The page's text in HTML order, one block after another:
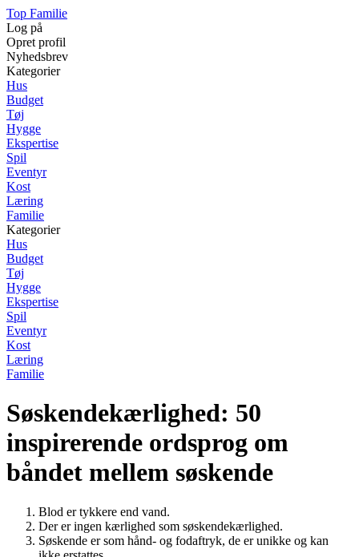
Top Familie
Log på
Opret profil
Nyhedsbrev
Kategorier
Hus
Budget
Tøj
Hygge
Ekspertise
Spil
Eventyr
Kost
Læring
Familie
Kategorier
Hus
Budget
Tøj
Hygge
Ekspertise
Spil
Eventyr
Kost
Læring
Familie
Søskendekærlighed: 50
inspirerende ordsprog om
båndet mellem søskende
Blod er tykkere end vand.
Der er ingen kærlighed som søskendekærlighed.
Søskende er som hånd- og fodaftryk, de er unikke og kan